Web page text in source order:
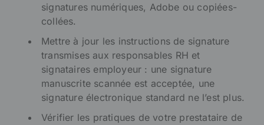
signatures numériques, Adobe ou copiées-
collées.
Mettre à jour les instructions de signature
transmises aux responsables RH et
signataires employeur : une signature
manuscrite scannée est acceptée, une
signature électronique standard ne l’est plus.
Vérifier les pratiques de votre prestataire de